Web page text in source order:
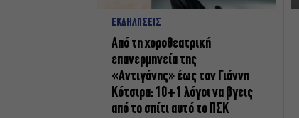
ΕΚΔΗΛΩΣΕΙΣ
Από τη χοροθεατρική
επανερμηνεία της
«Αντιγόνης» έως τον Γιάννη
Κότσιρα: 10+1 λόγοι να βγεις
από το σπίτι αυτό το ΠΣΚ